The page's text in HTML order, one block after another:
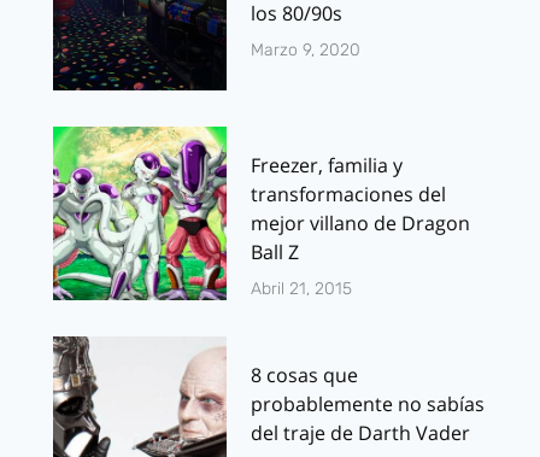
los 80/90s
Marzo 9, 2020
Freezer, familia y
transformaciones del
mejor villano de Dragon
Ball Z
Abril 21, 2015
8 cosas que
probablemente no sabías
del traje de Darth Vader